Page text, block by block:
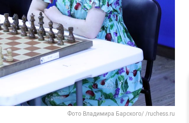
Фото Владимира Барского/ /ruchess.ru